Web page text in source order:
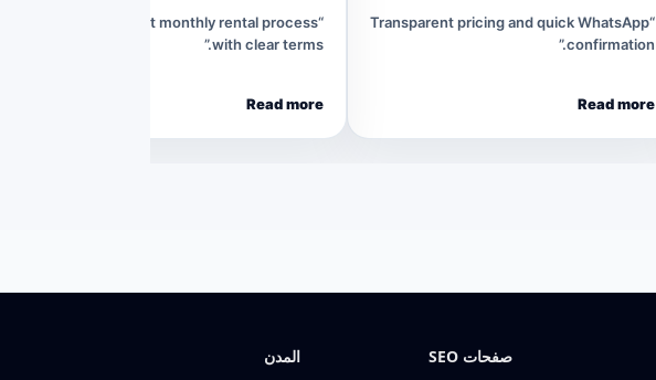
“Transparent pricing and quick WhatsApp
confirmation.”
Read more
“Very convenient monthly rental process
with clear terms.”
Read more
صفحات SEO
المدن